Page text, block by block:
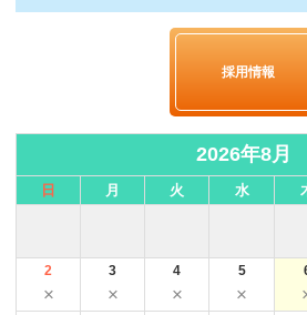
採用情報
2026年8月
日 月 火 水
2
×
3
×
4
×
5
×